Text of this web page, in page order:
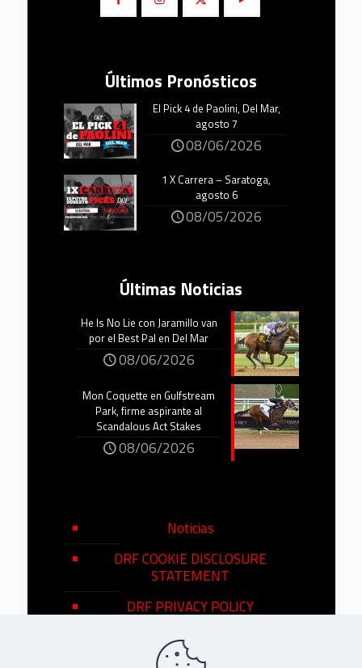
Últimos Pronósticos
El Pick 4 de Paolini, Del Mar,
agosto 7
08/06/2026
1 X Carrera – Saratoga,
agosto 6
08/05/2026
Últimas Noticias
He Is No Lie con Jaramillo van
por el Best Pal en Del Mar
08/06/2026
Mon Coquette en Gulfstream
Park, firme aspirante al
Scandalous Act Stakes
08/06/2026
Noticias
DRF COOKIE DISCLOSURE
STATEMENT
DRF PRIVACY POLICY